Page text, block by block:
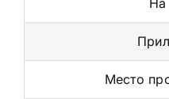
На
Место